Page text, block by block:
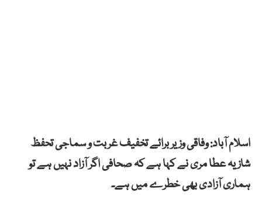
اسلام آباد: وفاقی وزیر برائے تخفیف غربت و سماجی تحفظ
شازیہ عطا مری نے کہا ہے کہ صحافی اگر آزاد نہیں ہے تو
ہماری آزادی بھی خطرے میں ہے۔